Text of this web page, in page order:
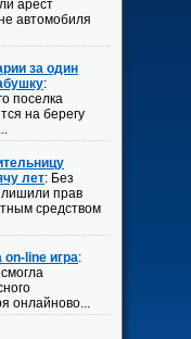
арест
автомобиля
за один
:
поселка
на берегу
лет: Без
лишили прав
средством
line игра:
онлайново...